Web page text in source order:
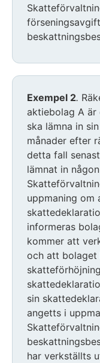
Exempel 2.
aktiebolag A är
ska lämna in
månader efter
detta fall
lämnat in
uppmaning om
informeras
kommer att
och att bolaget
sin
angetts i
har verkställts